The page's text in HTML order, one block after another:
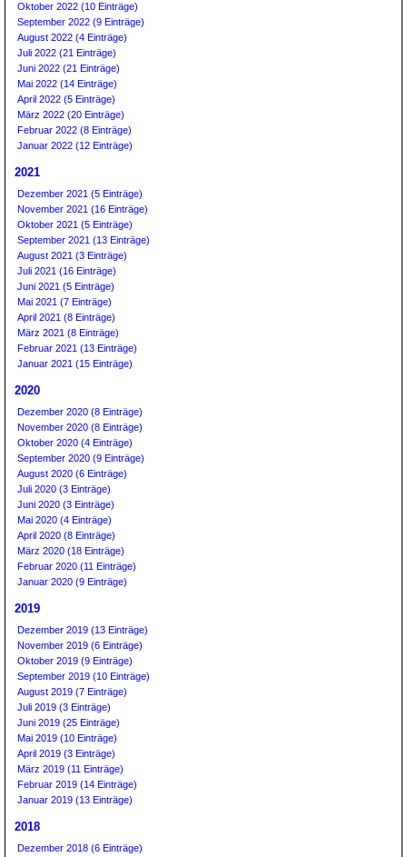
Oktober 2022 (10 Einträge)
September 2022 (9 Einträge)
August 2022 (4 Einträge)
Juli 2022 (21 Einträge)
Juni 2022 (21 Einträge)
Mai 2022 (14 Einträge)
April 2022 (5 Einträge)
März 2022 (20 Einträge)
Februar 2022 (8 Einträge)
Januar 2022 (12 Einträge)
2021
Dezember 2021 (5 Einträge)
November 2021 (16 Einträge)
Oktober 2021 (5 Einträge)
September 2021 (13 Einträge)
August 2021 (3 Einträge)
Juli 2021 (16 Einträge)
Juni 2021 (5 Einträge)
Mai 2021 (7 Einträge)
April 2021 (8 Einträge)
März 2021 (8 Einträge)
Februar 2021 (13 Einträge)
Januar 2021 (15 Einträge)
2020
Dezember 2020 (8 Einträge)
November 2020 (8 Einträge)
Oktober 2020 (4 Einträge)
September 2020 (9 Einträge)
August 2020 (6 Einträge)
Juli 2020 (3 Einträge)
Juni 2020 (3 Einträge)
Mai 2020 (4 Einträge)
April 2020 (8 Einträge)
März 2020 (18 Einträge)
Februar 2020 (11 Einträge)
Januar 2020 (9 Einträge)
2019
Dezember 2019 (13 Einträge)
November 2019 (6 Einträge)
Oktober 2019 (9 Einträge)
September 2019 (10 Einträge)
August 2019 (7 Einträge)
Juli 2019 (3 Einträge)
Juni 2019 (25 Einträge)
Mai 2019 (10 Einträge)
April 2019 (3 Einträge)
März 2019 (11 Einträge)
Februar 2019 (14 Einträge)
Januar 2019 (13 Einträge)
2018
Dezember 2018 (6 Einträge)